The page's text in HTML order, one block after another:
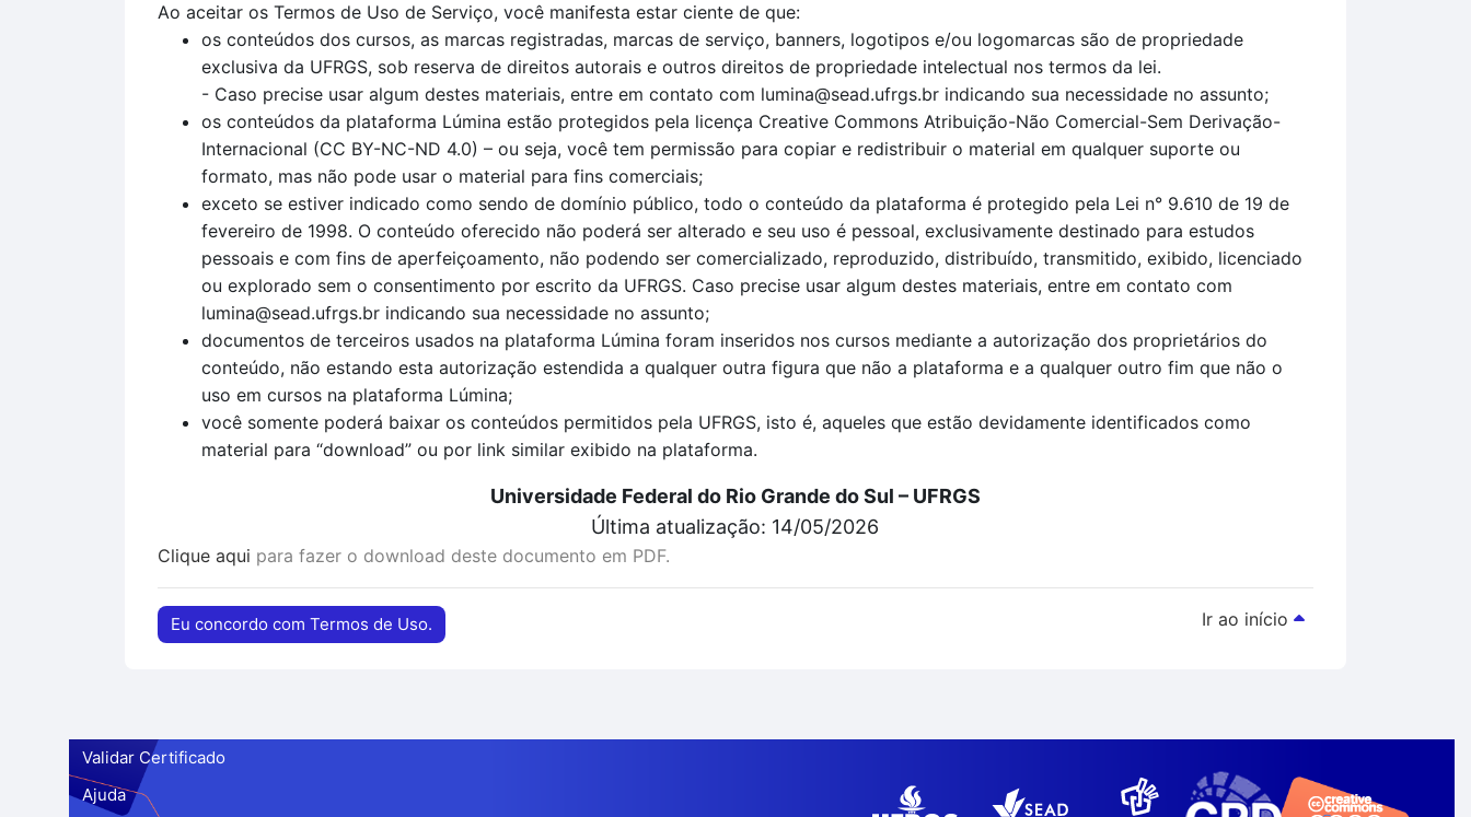
Ao aceitar os Termos de Uso de Serviço, você manifesta estar ciente de que:
os conteúdos dos cursos, as marcas registradas, marcas de serviço, banners, logotipos e/ou logomarcas são de propriedade
exclusiva da UFRGS, sob reserva de direitos autorais e outros direitos de propriedade intelectual nos termos da lei.
- Caso precise usar algum destes materiais, entre em contato com lumina@sead.ufrgs.br indicando sua necessidade no assunto;
os conteúdos da plataforma Lúmina estão protegidos pela licença Creative Commons Atribuição-Não Comercial-Sem Derivação-
Internacional (CC BY-NC-ND 4.0) – ou seja, você tem permissão para copiar e redistribuir o material em qualquer suporte ou
formato, mas não pode usar o material para fins comerciais;
exceto se estiver indicado como sendo de domínio público, todo o conteúdo da plataforma é protegido pela Lei n° 9.610 de 19 de
fevereiro de 1998. O conteúdo oferecido não poderá ser alterado e seu uso é pessoal, exclusivamente destinado para estudos
pessoais e com fins de aperfeiçoamento, não podendo ser comercializado, reproduzido, distribuído, transmitido, exibido, licenciado
ou explorado sem o consentimento por escrito da UFRGS. Caso precise usar algum destes materiais, entre em contato com
lumina@sead.ufrgs.br indicando sua necessidade no assunto;
documentos de terceiros usados na plataforma Lúmina foram inseridos nos cursos mediante a autorização dos proprietários do
conteúdo, não estando esta autorização estendida a qualquer outra figura que não a plataforma e a qualquer outro fim que não o
uso em cursos na plataforma Lúmina;
você somente poderá baixar os conteúdos permitidos pela UFRGS, isto é, aqueles que estão devidamente identificados como
material para “download” ou por link similar exibido na plataforma.
Universidade Federal do Rio Grande do Sul – UFRGS
Última atualização: 14/05/2026
Clique aqui para fazer o download deste documento em PDF.
Eu concordo com Termos de Uso. Ir ao início
Validar Certificado
Ajuda